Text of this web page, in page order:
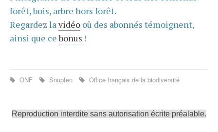
forêt, bois, arbre hors forêt.
Regardez lavidéo où des abonnés témoignent,
ainsi que cebonus !
ONF Snupfen Office français de la biodiversité
Reproduction interdite sans autorisation écrite préalable.